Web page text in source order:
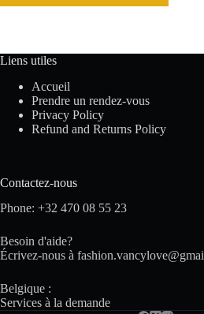
Liens utiles
Accueil
Prendre un rendez-vous
Privacy Policy
Refund and Returns Policy
Contactez-nous
Phone: +32 470 08 55 23
Besoin d'aide?
Écrivez-nous à
Belgique :
Services à la demande